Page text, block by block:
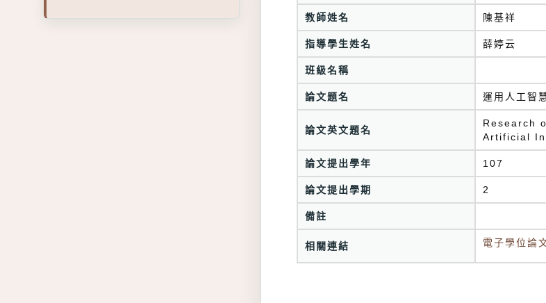
教師姓名 陳基祥
指導學生姓名 薛婷云
班級名稱
論文題名 運用人工智
論文英文題名
Research
Artificial
論文提出學年 107
論文提出學期 2
備註
相關連結 電子學位論